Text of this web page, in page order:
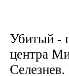
Убитый -
центра